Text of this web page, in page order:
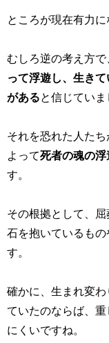
ところが現在有力
むしろ逆の考え方で
って浮遊し、生き
がある と信じていま
それを恐れた人た
よって死者の魂の
す。
その根拠として、
石を抱いているも
す。
確かに、生まれ変
ていたのならば、
にくいですね。